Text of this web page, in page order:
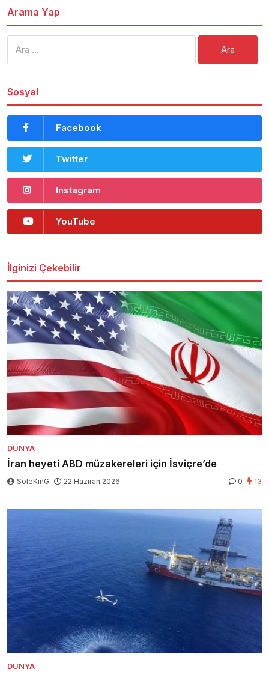
Arama Yap
Sosyal
Facebook
Twitter
Instagram
YouTube
İlginizi Çekebilir
DÜNYA
İran heyeti ABD müzakereleri için İsviçre’de
SoleKinG 22 Haziran 2026 0 13
DÜNYA